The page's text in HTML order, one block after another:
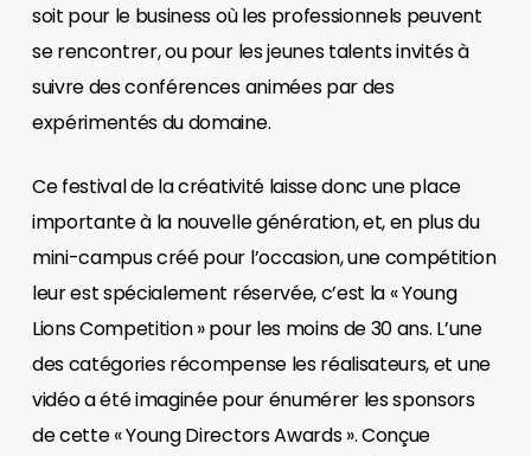
soit pour le business où les professionnels peuvent
se rencontrer, ou pour les jeunes talents invités à
suivre des conférences animées par des
expérimentés du domaine.
Ce festival de la créativité laisse donc une place
importante à la nouvelle génération, et, en plus du
mini-campus créé pour l’occasion, une compétition
leur est spécialement réservée, c’est la « Young
Lions Competition » pour les moins de 30 ans. L’une
des catégories récompense les réalisateurs, et une
vidéo a été imaginée pour énumérer les sponsors
de cette « Young Directors Awards ». Conçue